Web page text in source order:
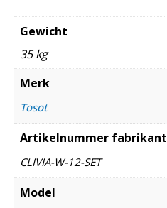
Gewicht
35 kg
Merk
Tosot
Artikelnummer fabrikant
CLIVIA-W-12-SET
Model